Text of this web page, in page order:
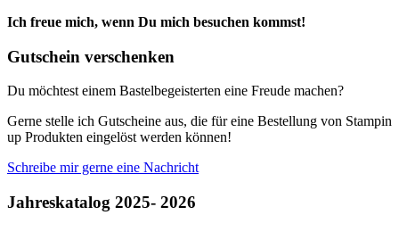
Ich freue mich, wenn Du mich besuchen kommst!
Gutschein verschenken
Du möchtest einem Bastelbegeisterten eine Freude machen?
Gerne stelle ich Gutscheine aus, die für eine Bestellung von Stampin
up Produkten eingelöst werden können!
Schreibe mir gerne eine Nachricht
Jahreskatalog 2025- 2026